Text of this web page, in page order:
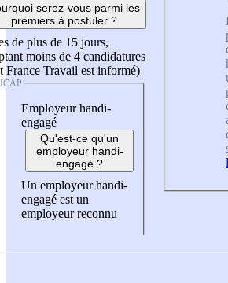
serez-vous parmi les
premiers à postuler ?
de plus de 15 jours,
moins de 4 candidatures
France Travail est informé)
Employeur handi-
engagé
Qu'est-ce qu'un
employeur handi-
engagé ?
Un employeur handi-
engagé est un
employeur reconnu